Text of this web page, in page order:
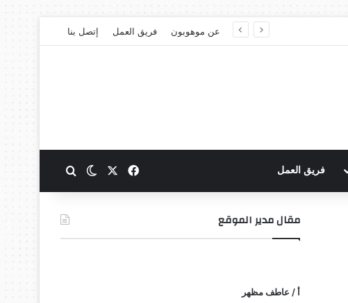
عن موهوبون فريق العمل إتصل بنا
فريق العمل فيسبوك الوضع المظلم
مقال مدير الموقع
أ / عاطف مظهر